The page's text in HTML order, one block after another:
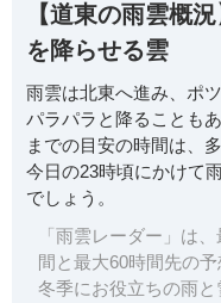
【道東の雨雲概
を降らせる雲
雨雲は北東へ進み、ポ
パラパラと降ることも
までの目安の時間は、
今日の23時頃にかけて
でしょう。
「雨雲レーダー」は
間と最大60時間先の予
冬季にお役立ちの雨